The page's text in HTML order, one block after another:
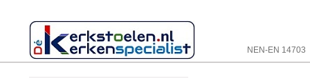
content
NEN-EN 14703